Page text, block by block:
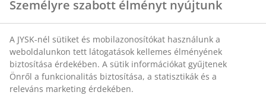
Személyre szabott élményt nyújtunk
A JYSK-nél sütiket és mobilazonosítókat használunk a
weboldalunkon tett látogatások kellemes élményének
biztosítása érdekében. A sütik információkat gyűjtenek
Önről a funkcionalitás biztosítása, a statisztikák és a
releváns marketing érdekében.